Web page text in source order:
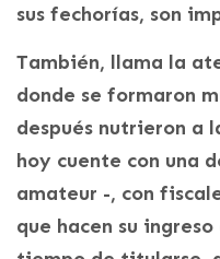
sus fechorías, son
También, llama la
donde se formaron
después nutrieron a
hoy cuente con una
amateur -, con
que hacen su